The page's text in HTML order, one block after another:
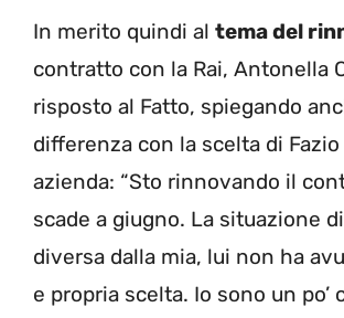
In merito quindi al tema del
contratto con la Rai, Antonella
risposto al Fatto, spiegando
differenza con la scelta di
azienda: “Sto rinnovando il
scade a giugno. La situazione
diversa dalla mia, lui non ha
e propria scelta. Io sono un po’